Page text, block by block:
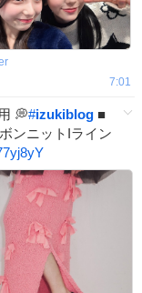
7:01
💭#izukiblog ■
ンニットIライン